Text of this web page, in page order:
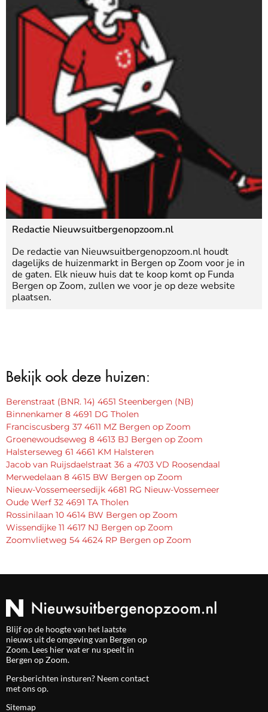
Redactie Nieuwsuitbergenopzoom.nl
De redactie van Nieuwsuitbergenopzoom.nl houdt
dagelijks de huizenmarkt in Bergen op Zoom voor je in
de gaten. Elk nieuw huis dat te koop komt op Funda
Bergen op Zoom, zullen we voor je op deze website
plaatsen.
Bekijk ook deze huizen:
Berenstraat (BNR. 14) 4651 Steenbergen (NB)
Binnenkamer 8 4691 DG Tholen
Franciscusberg 37 4611 MZ Bergen op Zoom
Groenewoudseweg 8 4613 BJ Bergen op Zoom
Halsterseweg 61 4661 KM Halsteren
Jacob van Ruijsdaelstraat 36 a 4703 VD Roosendaal
Merwedelaan 8 4615 BW Bergen op Zoom
Nieuw-Vossemeersedijk 4681 RG Nieuw-Vossemeer
Oude Werf 32 4691 TA Tholen
Rossinilaan 10 4614 BW Bergen op Zoom
Wissendijke 11 4617 NJ Bergen op Zoom
Zoomvlietweg 54 4624 RP Bergen op Zoom
Blijf op de hoogte van het laatste
nieuws uit de omgeving van Bergen op
Zoom. Lees hier wat er nu speelt in
Bergen op Zoom.
Persberichten insturen? Neem contact
met ons op.
Sitemap